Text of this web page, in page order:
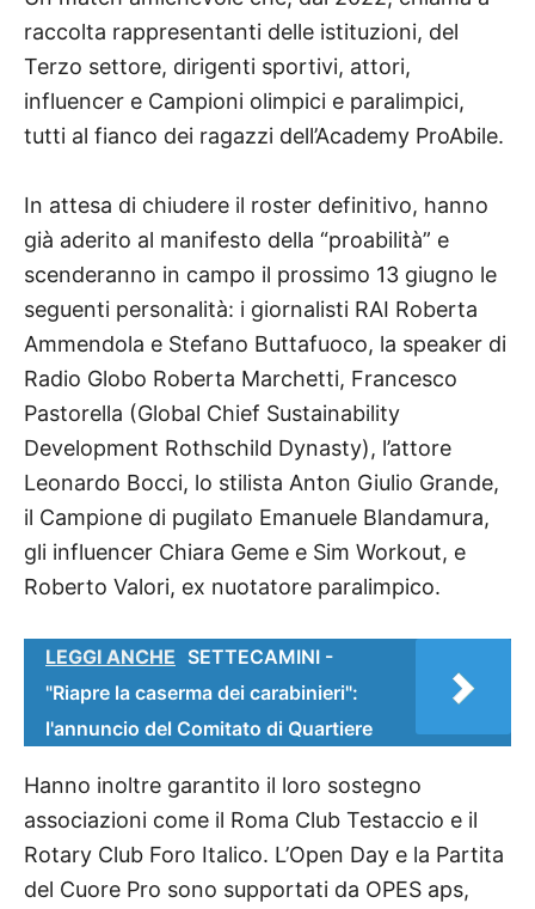
raccolta rappresentanti delle istituzioni, del
Terzo settore, dirigenti sportivi, attori,
influencer e Campioni olimpici e paralimpici,
tutti al fianco dei ragazzi dell’Academy ProAbile.
In attesa di chiudere il roster definitivo, hanno
già aderito al manifesto della “proabilità” e
scenderanno in campo il prossimo 13 giugno le
seguenti personalità: i giornalisti RAI Roberta
Ammendola e Stefano Buttafuoco, la speaker di
Radio Globo Roberta Marchetti, Francesco
Pastorella (Global Chief Sustainability
Development Rothschild Dynasty), l’attore
Leonardo Bocci, lo stilista Anton Giulio Grande,
il Campione di pugilato Emanuele Blandamura,
gli influencer Chiara Geme e Sim Workout, e
Roberto Valori, ex nuotatore paralimpico.
LEGGI ANCHE SETTECAMINI -
"Riapre la caserma dei carabinieri":
l'annuncio del Comitato di Quartiere
Hanno inoltre garantito il loro sostegno
associazioni come il Roma Club Testaccio e il
Rotary Club Foro Italico. L’Open Day e la Partita
del Cuore Pro sono supportati da OPES aps,